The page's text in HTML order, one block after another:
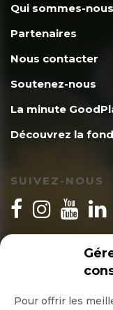
Pour offrir les
Qui sommes-
Partenaires
Nous contacter
Soutenez-nous
La minute
Découvrez la
SUIVEZ-NOUS
INSCRIPTION